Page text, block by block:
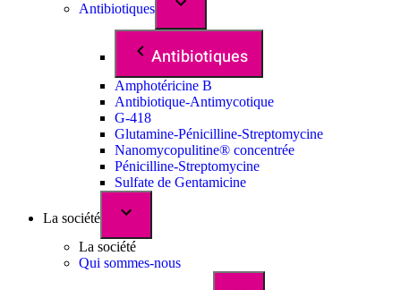
Antibiotiques
Antibiotiques
Amphotéricine B
Antibiotique-Antimycotique
G-418
Glutamine-Pénicilline-Streptomycine
Nanomycopulitine® concentrée
Pénicilline-Streptomycine
Sulfate de Gentamicine
La société
La société
Qui sommes-nous